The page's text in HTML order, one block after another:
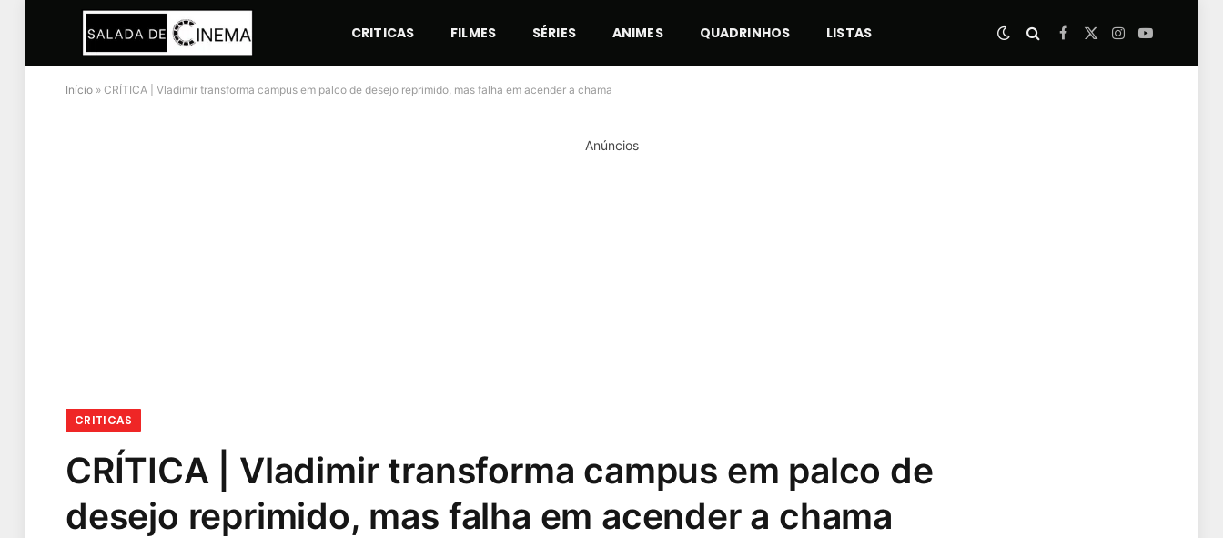
CRITICAS FILMES SÉRIES ANIMES QUADRINHOS LISTAS Facebook
X
Instagram
YouTube
Início » CRÍTICA | Vladimir transforma campus em palco de desejo reprimido, mas falha em acender a chama
Anúncios
CRITICAS
CRÍTICA | Vladimir transforma campus em palco de
desejo reprimido, mas falha em acender a chama